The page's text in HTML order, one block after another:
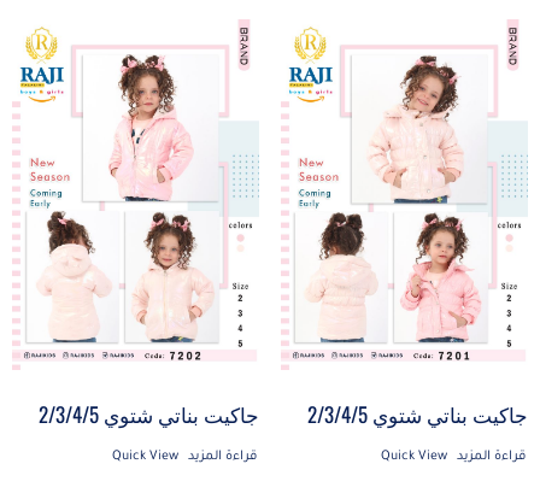
جاكيت بناتي شتوي 2/3/4/5
قراءة المزيد Quick View
جاكيت بناتي شتوي 2/3/4/5
قراءة المزيد Quick View